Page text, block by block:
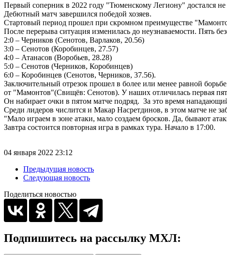
Первый соперник в 2022 году "Тюменскому Легиону" достался
Дебютный матч завершился победой хозяев.
Стартовый период прошел при скромном преимуществе
После перерыва ситуация изменилась до неузнаваемости. Пять
2:0 – Черников (Сенотов, Варлаков, 20.56)
3:0 – Сенотов (Коробинцев, 27.57)
4:0 – Атанасов (Воробьев, 28.28)
5:0 – Сенотов (Черников, Коробинцев)
6:0 – Коробинцев (Сенотов, Черников, 37.56).
Заключительный отрезок прошел в более или менее равной
от "Мамонтов"(Свищёв: Сенотов). У наших отличилась первая
Он набирает очки в пятом матче подряд. За это время
Среди лидеров числится и Макар Насретдинов, в этом матче не
"Мало играем в зоне атаки, мало создаем бросков. Да, бывают
Завтра состоится повторная игра в рамках тура. Начало в 17:00.
04 января 2022 23:12
Предыдущая новость
Следующая новость
Поделиться новостью
Подпишитесь на рассылку МХЛ: